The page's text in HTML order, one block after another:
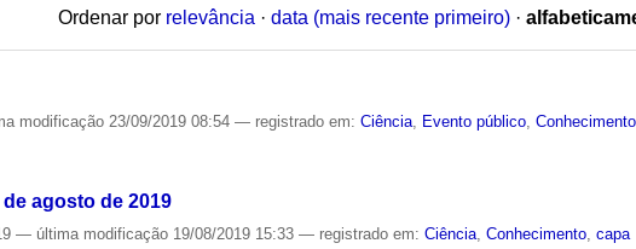
Ordenar por relevância · data (mais recente primeiro) ·
modificação 23/09/2019 08:54— registrado em:Ciência Evento público ,Conhecimento
agosto de 2019
— última modificação 19/08/2019 15:33— registrado em:Ciência ,Conhecimento ,capa